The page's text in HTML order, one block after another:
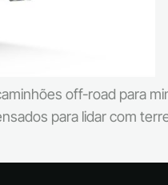
off-road para
para lidar com